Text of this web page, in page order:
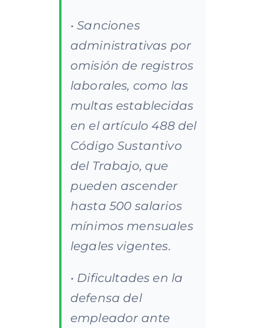
• Sanciones
administrativas por
omisión de registros
laborales, como las
multas establecidas
en el artículo 488 del
Código Sustantivo
del Trabajo, que
pueden ascender
hasta 500 salarios
mínimos mensuales
legales vigentes.
• Dificultades en la
defensa del
empleador ante